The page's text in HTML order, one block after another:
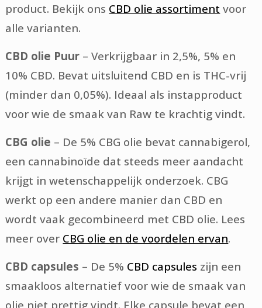
product. Bekijk ons CBD olie assortiment voor
alle varianten.
CBD olie Puur – Verkrijgbaar in 2,5%, 5% en
10% CBD. Bevat uitsluitend CBD en is THC-vrij
(minder dan 0,05%). Ideaal als instapproduct
voor wie de smaak van Raw te krachtig vindt.
CBG olie – De 5% CBG olie bevat cannabigerol,
een cannabinoïde dat steeds meer aandacht
krijgt in wetenschappelijk onderzoek. CBG
werkt op een andere manier dan CBD en
wordt vaak gecombineerd met CBD olie. Lees
meer over CBG olie en de voordelen ervan.
CBD capsules – De 5% CBD capsules zijn een
smaakloos alternatief voor wie de smaak van
olie niet prettig vindt. Elke capsule bevat een